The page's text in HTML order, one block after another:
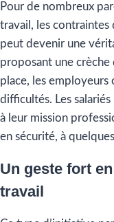
Pour de nombreux
travail, les contraintes
peut devenir une
proposant une crèche
place, les employeurs
difficultés. Les
à leur mission
en sécurité, à
Un geste fort
travail